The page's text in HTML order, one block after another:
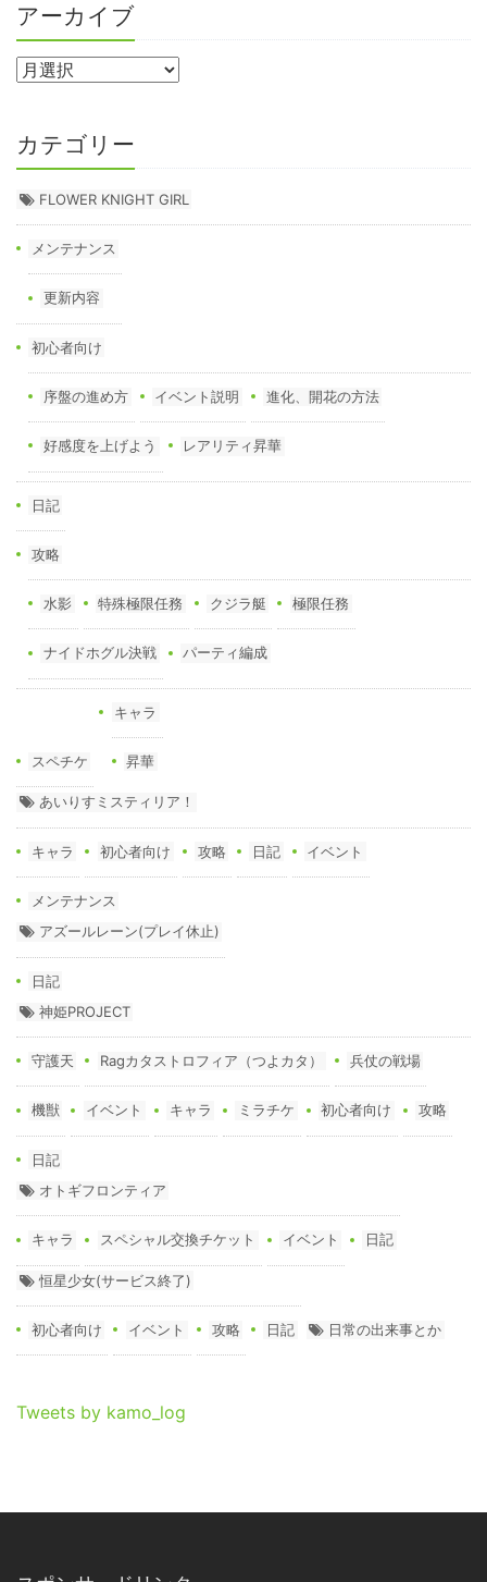
アーカイブ
カテゴリー
FLOWER KNIGHT GIRL
メンテナンス
更新内容
初心者向け
序盤の進め方 イベント説明 進化、開花の方法
好感度を上げよう レアリティ昇華
日記
攻略
水影 特殊極限任務 クジラ艇 極限任務
ナイドホグル決戦 パーティ編成
スペチケ
キャラ
昇華
あいりすミスティリア！
キャラ 初心者向け 攻略 日記 イベント
メンテナンス
アズールレーン(プレイ休止)
日記
神姫PROJECT
守護天 Ragカタストロフィア（つよカタ） 兵仗の戦場
機獣 イベント キャラ ミラチケ 初心者向け 攻略
日記
オトギフロンティア
キャラ スペシャル交換チケット イベント 日記
恒星少女(サービス終了)
初心者向け イベント 攻略 日記 日常の出来事とか
Tweets by kamo_log